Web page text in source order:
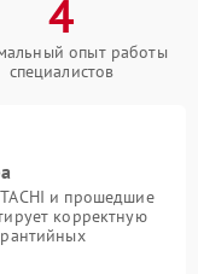
4
опыт работы
специалистов
и прошедшие
корректную